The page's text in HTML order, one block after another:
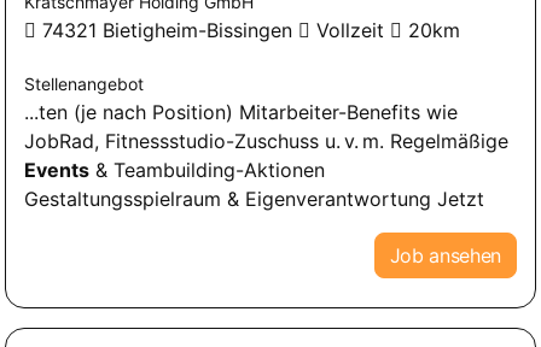
74321 Bietigheim-Bissingen Vollzeit 20km
Stellenangebot
...ten (je nach Position) Mitarbeiter-Benefits wie
JobRad, Fitnessstudio-Zuschuss u. v. m. Regelmäßige
Events & Teambuilding-Aktionen
Gestaltungsspielraum & Eigenverantwortung Jetzt
Job ansehen